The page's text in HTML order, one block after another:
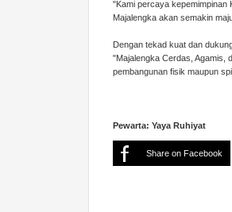
"Kami percaya kepemimpinan
Majalengka akan semakin
Dengan tekad kuat dan
"Majalengka Cerdas, Agamis,
pembangunan fisik maupun
Pewarta: Yaya Ruhiyat
Share on Facebook